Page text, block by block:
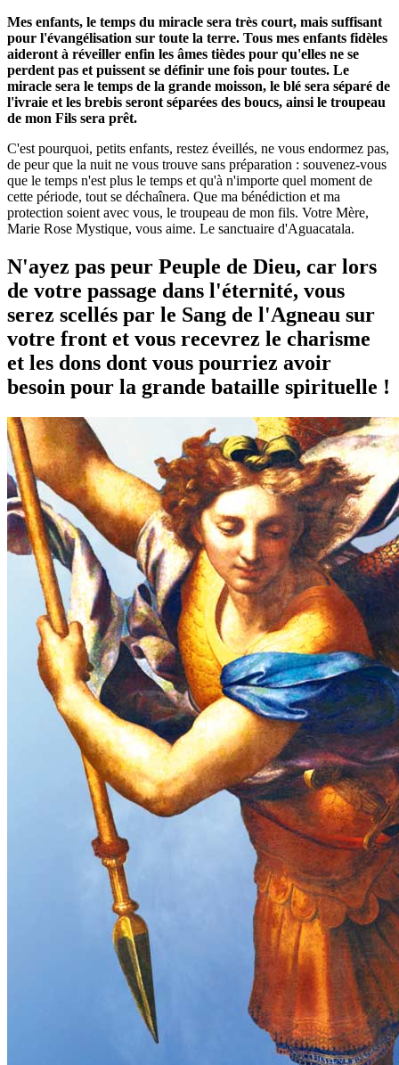
Mes enfants, le temps du miracle sera très court, mais suffisant
pour l'évangélisation sur toute la terre. Tous mes enfants fidèles
aideront à réveiller enfin les âmes tièdes pour qu'elles ne se
perdent pas et puissent se définir une fois pour toutes. Le
miracle sera le temps de la grande moisson, le blé sera séparé de
l'ivraie et les brebis seront séparées des boucs, ainsi le troupeau
de mon Fils sera prêt.
C'est pourquoi, petits enfants, restez éveillés, ne vous endormez pas,
de peur que la nuit ne vous trouve sans préparation : souvenez-vous
que le temps n'est plus le temps et qu'à n'importe quel moment de
cette période, tout se déchaînera. Que ma bénédiction et ma
protection soient avec vous, le troupeau de mon fils. Votre Mère,
Marie Rose Mystique, vous aime. Le sanctuaire d'Aguacatala.
N'ayez pas peur Peuple de Dieu, car lors
de votre passage dans l'éternité, vous
serez scellés par le Sang de l'Agneau sur
votre front et vous recevrez le charisme
et les dons dont vous pourriez avoir
besoin pour la grande bataille spirituelle !